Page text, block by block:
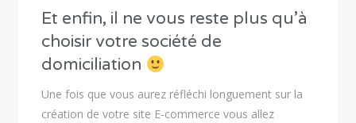
Et enfin, il ne vous reste plus qu’à
choisir votre société de
domiciliation
Une fois que vous aurez réfléchi longuement sur la
création de votre site E-commerce vous allez